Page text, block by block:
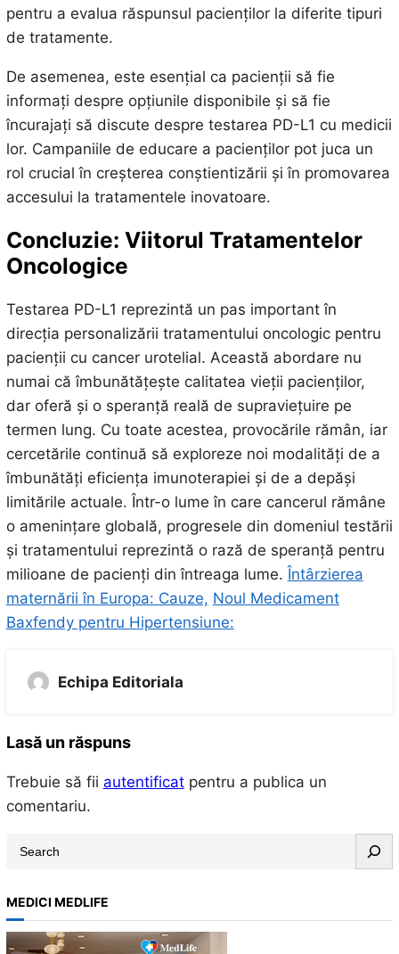
pentru a evalua răspunsul pacienților la diferite tipuri
de tratamente.
De asemenea, este esențial ca pacienții să fie
informați despre opțiunile disponibile și să fie
încurajați să discute despre testarea PD-L1 cu medicii
lor. Campaniile de educare a pacienților pot juca un
rol crucial în creșterea conștientizării și în promovarea
accesului la tratamentele inovatoare.
Concluzie: Viitorul Tratamentelor
Oncologice
Testarea PD-L1 reprezintă un pas important în
direcția personalizării tratamentului oncologic pentru
pacienții cu cancer urotelial. Această abordare nu
numai că îmbunătățește calitatea vieții pacienților,
dar oferă și o speranță reală de supraviețuire pe
termen lung. Cu toate acestea, provocările rămân, iar
cercetările continuă să exploreze noi modalități de a
îmbunătăți eficiența imunoterapiei și de a depăși
limitările actuale. Într-o lume în care cancerul rămâne
o amenințare globală, progresele din domeniul testării
și tratamentului reprezintă o rază de speranță pentru
milioane de pacienți din întreaga lume.Întârzierea
maternării în Europa: Cauze, Noul Medicament
Baxfendy pentru Hipertensiune:
Echipa Editoriala
Lasă un răspuns
Trebuie să fii autentificatpentru a publica un
comentariu.
r
c
MEDICI MEDLIFE